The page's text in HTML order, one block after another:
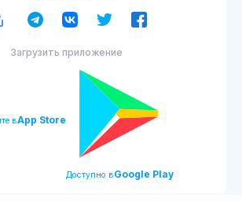
Загрузить приложение
вApp Store
Доступно вGoogle Play